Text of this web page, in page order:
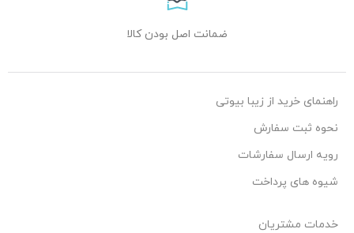
ضمانت اصل بودن کالا
راهنمای خرید از زیبا بیوتی
نحوه ثبت سفارش
رویه ارسال سفارشات
شیوه های پرداخت
خدمات مشتریان